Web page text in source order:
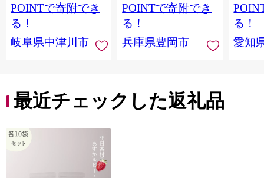
取り寄せ くり お菓子
POINTで寄附でき
る！
岐阜県中津川市
合わせ ホワイトデー
お返し 冷凍 手作り 化
粧箱入り ギフト TAS
BAKE
POINTで寄附でき
る！
兵庫県豊岡市
る！
愛知
最近チェックした返礼品